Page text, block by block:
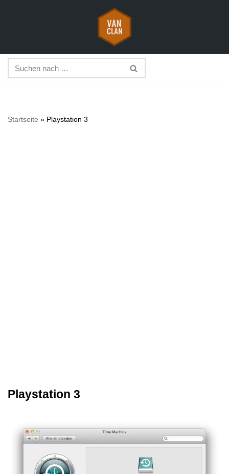
springen
Startseite » Playstation 3
Playstation 3